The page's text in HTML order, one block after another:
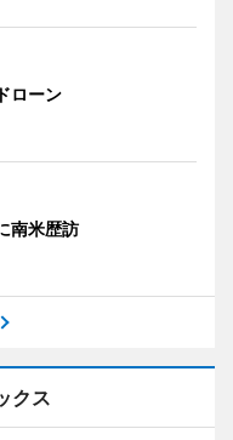
ローン
南米歴訪
クス